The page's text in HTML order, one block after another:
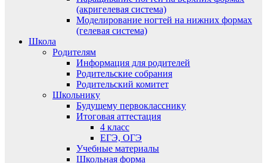
(акригелевая система)
Моделирование ногтей на нижних формах
(гелевая система)
Школа
Родителям
Информация для родителей
Родительские собрания
Родительский комитет
Школьнику
Будущему первокласснику
Итоговая аттестация
4 класс
ЕГЭ, ОГЭ
Учебные материалы
Школьная форма